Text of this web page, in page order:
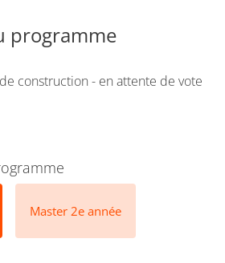
programme
construction - en attente de vote
Master 2e année